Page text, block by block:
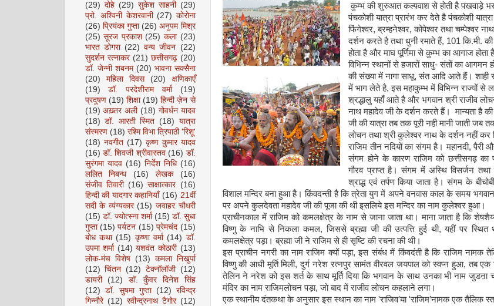
कुम्भ की शुरुआत कल्पवाश से होती है पखवाड़े
पंचकोशी यात्रा प्रारंभ कर देते है पंचकोशी
फिंगेश्वर,ब्रम्हनेश्वर,कोपेश्वर तथा चम्पेश्वर
दर्शन करते है तथा धुनी रमाते हैं, 101कि.मी.
होता है और माघ पूर्णिमा से कुम्भ का आगाज
विभिन्न स्थानों से हजारों साधु-संतों का आगमन
की संख्या में नागा साधू,संत आदि आते हैं। शाही
में भाग लेते है,इस महाकुम्भ में विभिन्न राज्यों से
श्रद्धालु यहाँ आते है और भगवान श्री राजीव
नाथ महादेव जी के दर्शन करते हैं। मान्यता है
जी की यात्रा तब तक पूरी नही मानी जाती जब
लोचन तथा श्री कुलेश्वर नाथ के दर्शन नहीं कर
राजिम तीन नदियों का संगम है। महानदी,पैरी
संगम होने के कारण राजिम को छत्तीसगढ़ का
गौरव प्राप्त है। संगम में अस्थि विसर्जन तथा
श्राद्ध एवं तर्पण किया जाता है। संगम के
विशाल मन्दिर बना हुआ है। किंवदन्ती है कि त्रेता युग में अपने वनवास काल के समय
पर अपने कुलदेवता महादेव जी की पूजा की थी इसलिये इस मन्दिर का नाम कुलेश्वर हुआ।
प्राचीनकाल में राजिम को कमलक्षेत्र के नाम से जाना जाता था। माना जाता है कि
विष्णु के नाभि से निकला कमल,जिससे ब्रह्मा जी की उत्पत्ति हुई थी,यहीं पर स्थित
कमलक्षेत्र पड़ा। ब्रह्मा जी ने राजिम से ही सृष्टि की रचना की थी।
इस प्राचीन नगरी का नाम राजिम क्यों पड़ा,इस संबंध में किंवदंती है कि राजिम नामक
विष्णु की आधी मूर्ति मिली,दुर्ग नरेश रत्नपुर सामंत वीरवल जयपाल को स्वप्न हुआ,तब एक
तेलिन ने नरेश को इस शर्त के साथ मूर्ति दिया कि भगवान के साथ उनका भी नाम जुडऩा
मंदिर का नाम राजिमलोचन पड़ा,जो बाद में राजीव लोचन कहलाने लगा।
एक स्थानीय दंतकथा के अनुसार इस स्थान का नाम 'राजिव’या'राजिम’नामक एक तैलिक
(29) दोहे (29) सुकेश साहनी (29)
प्रो. अश्विनी केशरवानी (27) कोरोना
(26) प्रियंका गुप्ता (26) अनुपम मिश्र
(25) सूरज प्रकाश (25) कला (23)
भारत डोगरा (22) वन्य जीवन (22)
सुदर्शन रत्नाकर (21) छत्तीसगढ़ (20)
डॉ. जेन्नी शबनम (20) भावना सक्सैना
(20)
महिला दिवस (20)
क्षणिकाएँ
(19)
डॉ. परदेशीराम वर्मा
(19)
प्रदूषण (19) शिक्षा (19) हिन्दी ज़ेन से
(19) अख़्तर अली (18) गोवर्धन यादव
(18) डॉ. आरती स्मित (18) यात्रा
संस्मरण (18) रश्मि विभा त्रिपाठी 'रिशू'
(18) नवगीत (17) कृष्ण कुमार यादव
(16) डॉ. शिवजी श्रीवास्तव (16) डॉ.
सुरंगमा यादव (16) निर्देश निधि (16)
ललित निबन्ध
(16) लेखक
(16)
संजीव तिवारी (16) साक्षात्कार (16)
हिन्दी की यादगार कहानियाँ (16) 21वीं
सदी के व्यंग्यकार (15) जवाहर चौधरी
(15) डॉ. ज्योत्स्ना शर्मा (15) डॉ. सुधा
गुप्ता (15) पर्यटन (15) प्रेमचंद (15)
बोध कथा (15) कृष्णा वर्मा (14) डॉ.
उपमा शर्मा (14) यशवंत कोठारी (13)
लोक-मंच विशेष
(13) कमला निखुर्पा
(12) चिंतन (12) टेक्नॉलॉजी
(12)
डायरी
(12)
डॉ. कुँवर दिनेश सिंह
(12) डॉ. सुषमा गुप्ता (12) रविन्द्र
गिन्नौरे (12) रवीन्द्रनाथ टैगोर (12)